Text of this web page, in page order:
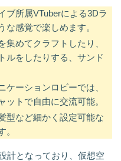
ブ所属VTuberによる3Dラ
な感覚で楽しめます。
集めてクラフトしたり、
ルをしたりする、サンド
ケーションロビーでは、
ットで自由に交流可能。
型など細かく設定可能な
。
計となっており、仮想空